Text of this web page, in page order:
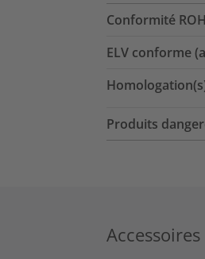
Conformité
ELV conforme
Produits
Accessoires